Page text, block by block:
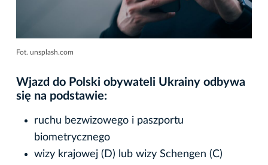
Fot. unsplash.com
Wjazd do Polski obywateli Ukrainy odbywa
się na podstawie:
ruchu bezwizowego i paszportu
biometrycznego
wizy krajowej (D) lub wizy Schengen (C)